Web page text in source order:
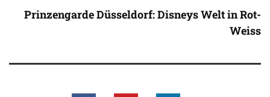
Prinzengarde Düsseldorf: Disneys Welt in Rot-
Weiss